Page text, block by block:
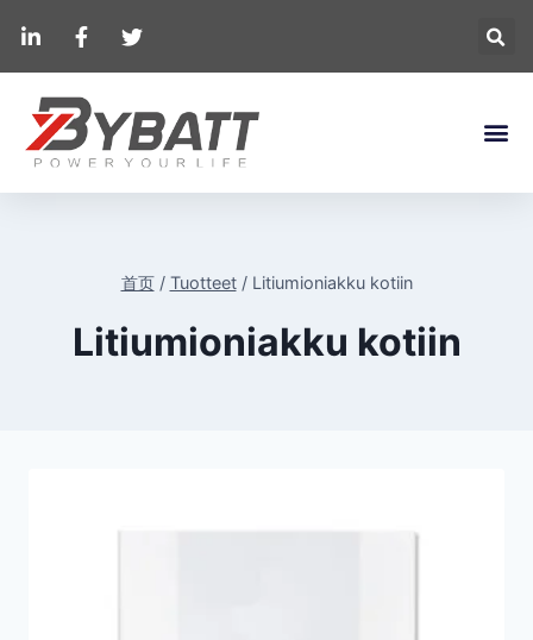
首页 / Tuotteet / Litiumioniakku kotiin
Litiumioniakku kotiin